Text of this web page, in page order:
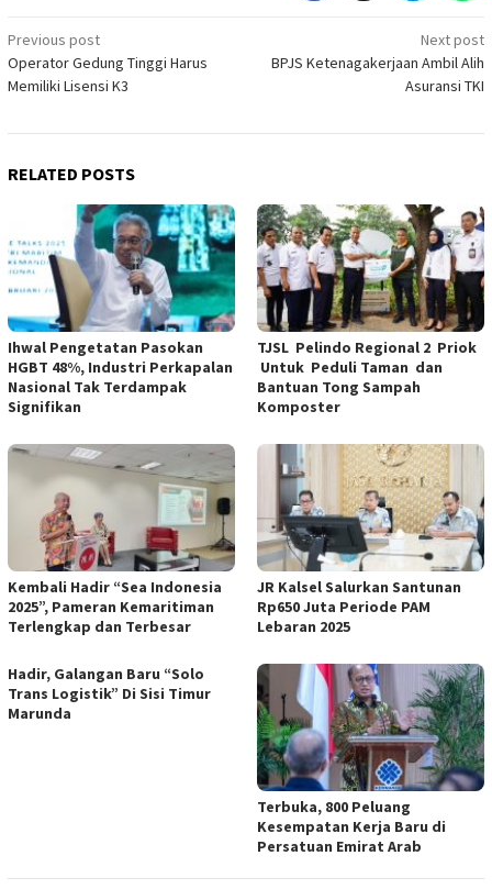
Post
navigation
Previous post
Operator Gedung Tinggi Harus
Memiliki Lisensi K3
Next post
BPJS Ketenagakerjaan Ambil Alih
Asuransi TKI
RELATED POSTS
Ihwal Pengetatan Pasokan
HGBT 48%, Industri Perkapalan
Nasional Tak Terdampak
Signifikan
TJSL Pelindo Regional 2 Priok
Untuk Peduli Taman dan
Bantuan Tong Sampah
Komposter
Kembali Hadir “Sea Indonesia
2025”, Pameran Kemaritiman
Terlengkap dan Terbesar
JR Kalsel Salurkan Santunan
Rp650 Juta Periode PAM
Lebaran 2025
Hadir, Galangan Baru “Solo
Trans Logistik” Di Sisi Timur
Marunda
Terbuka, 800 Peluang
Kesempatan Kerja Baru di
Persatuan Emirat Arab